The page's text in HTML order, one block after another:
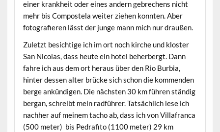
einer krankheit oder eines andern gebrechens nicht
mehr bis Compostela weiter ziehen konnten. Aber
fotografieren lässt der junge mann mich nur draußen.
Zuletzt besichtige ich im ort noch kirche und kloster
San Nicolas, dass heute ein hotel beherbergt. Dann
fahre ich aus dem ort heraus über den Rio Burbia,
hinter dessen alter brücke sich schon die kommenden
berge ankündigen. Die nächsten 30 km führen ständig
bergan, schreibt mein radführer. Tatsächlich lese ich
nachher auf meinem tacho ab, dass ich von Villafranca
(500 meter) bis Pedrafito (1100 meter) 29 km